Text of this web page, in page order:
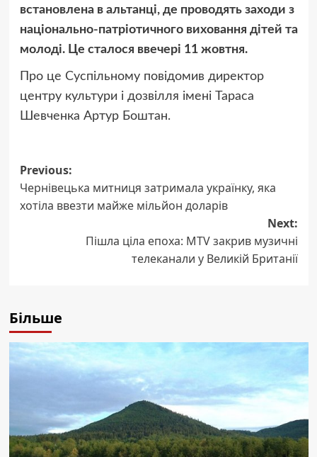
встановлена в альтанці, де проводять заходи з
національно-патріотичного виховання дітей та
молоді. Це сталося ввечері 11 жовтня.
Про це Суспільному повідомив директор
центру культури і дозвілля імені Тараса
Шевченка Артур Боштан.
Post
navigation
Previous:
Чернівецька митниця затримала українку, яка
хотіла ввезти майже мільйон доларів
Next:
Пішла ціла епоха: MTV закрив музичні
телеканали у Великій Британії
Більше